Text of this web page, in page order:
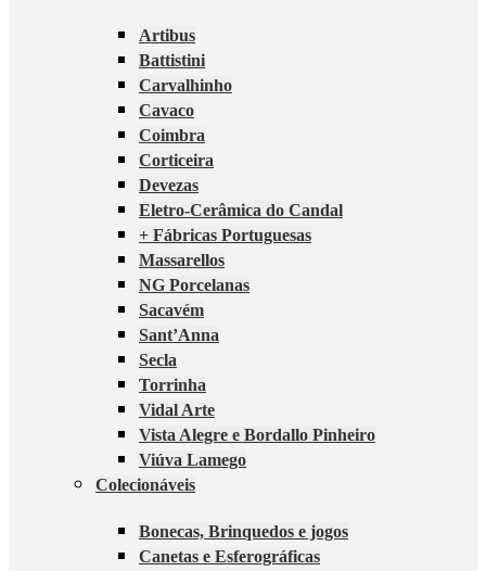
Artibus
Battistini
Carvalhinho
Cavaco
Coimbra
Corticeira
Devezas
Eletro-Cerâmica do Candal
+ Fábricas Portuguesas
Massarellos
NG Porcelanas
Sacavém
Sant’Anna
Secla
Torrinha
Vidal Arte
Vista Alegre e Bordallo Pinheiro
Viúva Lamego
Colecionáveis
Bonecas, Brinquedos e jogos
Canetas e Esferográficas